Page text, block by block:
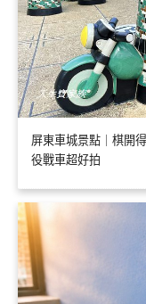
屏東車城景點｜棋開
役戰車超好拍